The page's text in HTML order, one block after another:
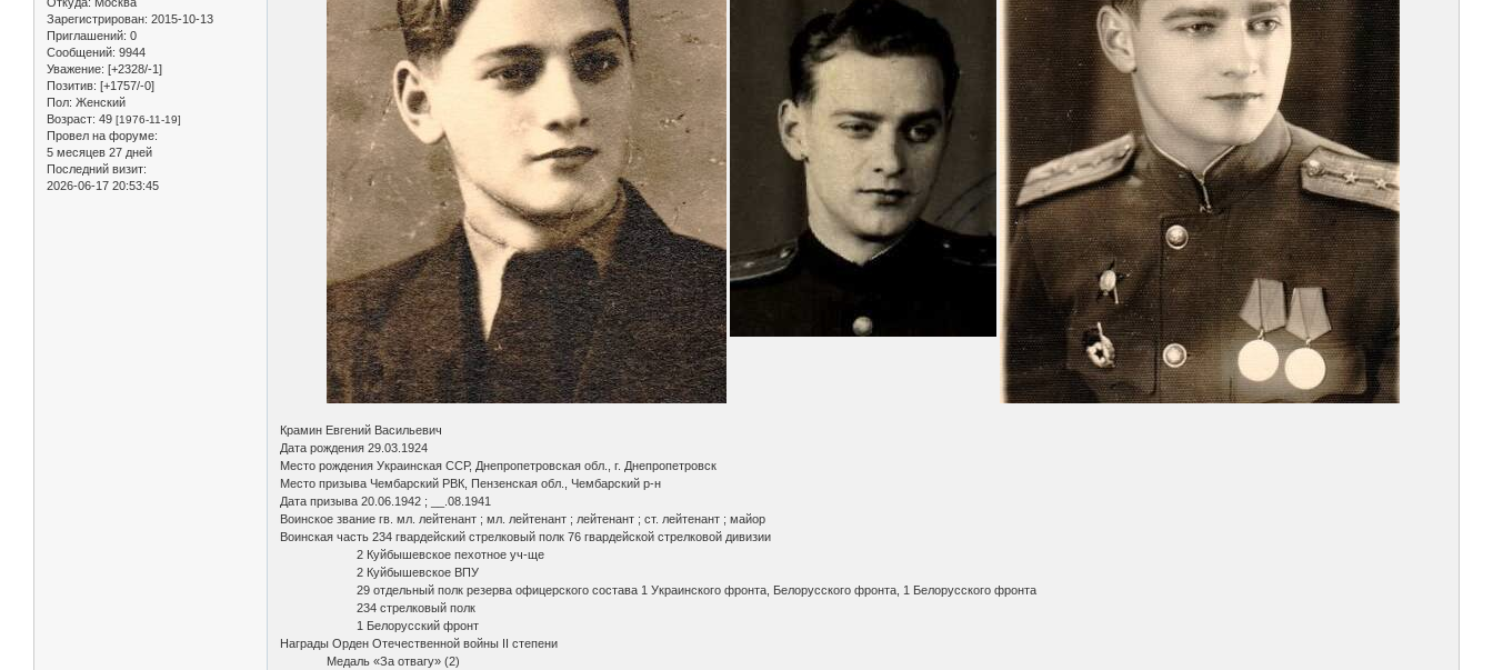
Зарегистрирован: 2015-10-13
Приглашений: 0
Сообщений: 9944
Уважение: [+2328/-1]
Позитив: [+1757/-0]
Пол: Женский
Возраст: 49 [1976-11-19]
Провел на форуме:
5 месяцев 27 дней
Последний визит:
2026-06-17 20:53:45
Крамин Евгений Васильевич
Дата рождения 29.03.1924
Место рождения Украинская ССР, Днепропетровская обл., г. Днепропетровск
Место призыва Чембарский РВК, Пензенская обл., Чембарский р-н
Дата призыва 20.06.1942 ; __.08.1941
Воинское звание гв. мл. лейтенант ; мл. лейтенант ; лейтенант ; ст. лейтенант ; майор
Воинская часть 234 гвардейский стрелковый полк 76 гвардейской стрелковой дивизии
2 Куйбышевское пехотное уч-ще
2 Куйбышевское ВПУ
29 отдельный полк резерва офицерского состава 1 Украинского фронта, Белорусского фронта, 1 Белорусского фронта
234 стрелковый полк
1 Белорусский фронт
Награды Орден Отечественной войны II степени
Медаль «За отвагу» (2)